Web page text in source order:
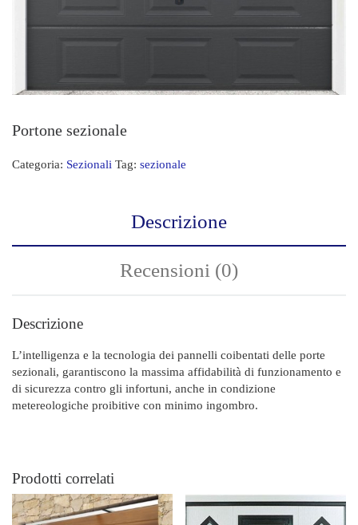
Portone sezionale
Categoria: Sezionali Tag: sezionale
Descrizione
Recensioni (0)
Descrizione
L’intelligenza e la tecnologia dei pannelli coibentati delle porte
sezionali, garantiscono la massima affidabilità di funzionamento e
di sicurezza contro gli infortuni, anche in condizione
metereologiche proibitive con minimo ingombro.
Prodotti correlati